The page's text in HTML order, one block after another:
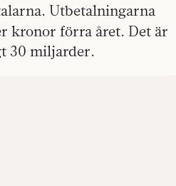
Utbetalningarna
kronor förra året. Det är
30 miljarder.